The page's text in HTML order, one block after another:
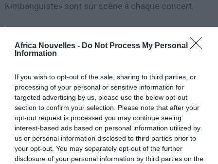
Africa Nouvelles - Do Not Process My Personal
Information
If you wish to opt-out of the sale, sharing to third parties, or
processing of your personal or sensitive information for
targeted advertising by us, please use the below opt-out
section to confirm your selection. Please note that after your
opt-out request is processed you may continue seeing
interest-based ads based on personal information utilized by
us or personal information disclosed to third parties prior to
your opt-out. You may separately opt-out of the further
disclosure of your personal information by third parties on the
Kimbanguiste» sont sur scène à chaque concert.
république démocratique du Congo, l’orchestre se
milliers de spectateurs sont attendus. Et seulement
très peu de gens connaissent la musique classique.
Au programme: La 9ème de Beethoven, Carmina
Burana, des œuvres de Dvorak et de Verdi.
Kinshasa mon amour